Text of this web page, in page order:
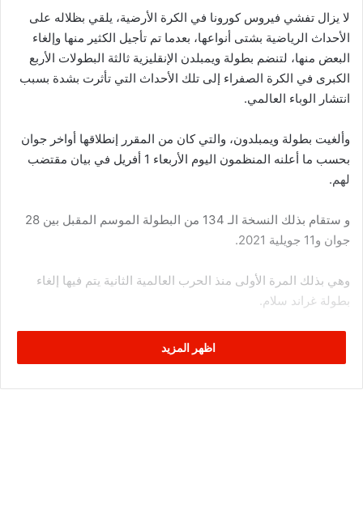
لا يزال تفشي فيروس كورونا في الكرة الأرضية، يلقي بظلاله على
الأحداث الرياضية بشتى أنواعها، بعدما تم تأجيل الكثير منها وإلغاء
البعض منها، لتنضم بطولة ويمبلدن الإنقليزية ثالثة البطولات الأربع
الكبرى في الكرة الصفراء إلى تلك الأحداث التي تأثرت بشدة بسبب
انتشار الوباء العالمي.
وألغيت بطولة ويمبلدون، والتي كان من المقرر إنطلاقها أواخر جوان
بحسب ما أعلنه المنظمون اليوم الأربعاء 1 أفريل في بيان مقتضب
لهم.
و ستقام بذلك النسخة الـ 134 من البطولة الموسم المقبل بين 28
جوان و11 جويلية 2021.
وهي بذلك المرة الأولى منذ الحرب العالمية الثانية يتم فيها إلغاء
بطولة غراند سلام.
لمتابعة كلّ المستجدّات في مختلف المجالات في تونس
تابعوا الصفحة الرّسمية لتونس الرّقمية في اليوتيوب
اظهر المزيد